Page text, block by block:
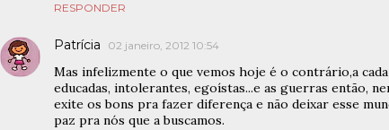
RESPONDER
Patrícia 02 janeiro, 2012 10:54
Mas infelizmente o que vemos hoje é o contrário,a
educadas, intolerantes, egoístas...e as guerras então,
exite os bons pra fazer diferença e não deixar esse
paz pra nós que a buscamos.